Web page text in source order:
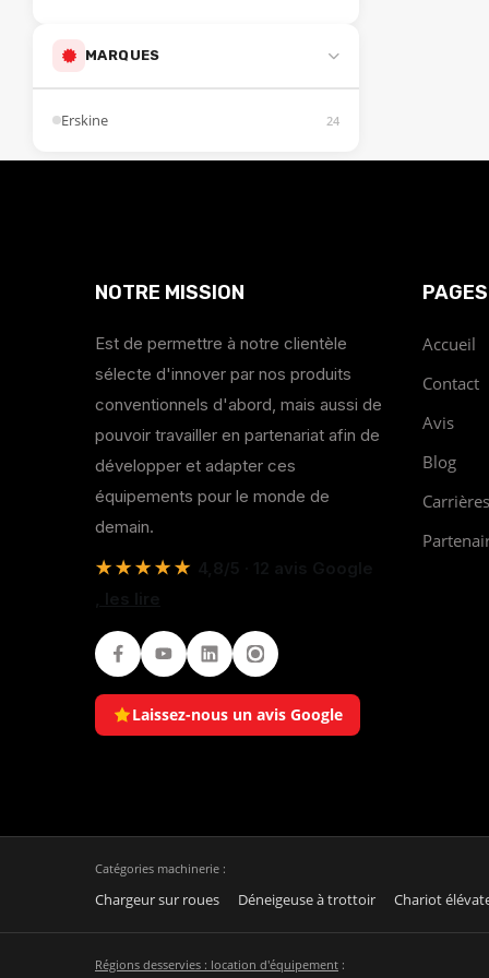
MARQUES
Erskine 24
NOTRE MISSION
Est de permettre à notre clientèle
sélecte d'innover par nos produits
conventionnels d'abord, mais aussi de
pouvoir travailler en partenariat afin de
développer et adapter ces
équipements pour le monde de
demain.
★★★★★
FacebookYoutubeLinkedInInstagram
Laissez-nous un avis Google
PAGES
Accueil
Contact
Avis
Blog
Carrières
Catégories machinerie :
Chargeur sur roues Déneigeuse à trottoir Chariot
Régions desservies : location d'équipement :